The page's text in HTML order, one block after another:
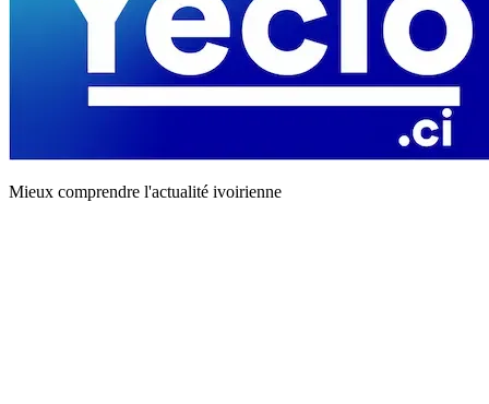
Mieux comprendre l'actualité ivoirienne